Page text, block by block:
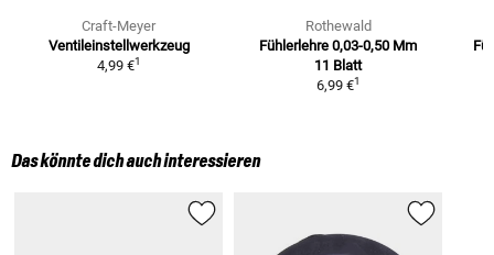
Craft-Meyer
Ventileinstellwerkzeug
4,99 €1
Rothewald
Fühlerlehre 0,03-0,50 Mm
11 Blatt
6,99 €1
Das könnte dich auch interessieren